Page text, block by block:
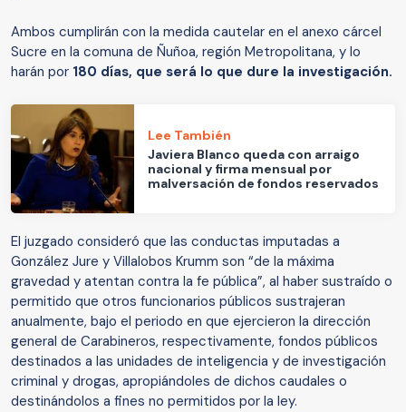
Ambos cumplirán con la medida cautelar en el anexo cárcel
Sucre en la comuna de Ñuñoa, región Metropolitana, y lo
harán por 180 días, que será lo que dure la investigación.
Lee También
Javiera Blanco queda con arraigo
nacional y firma mensual por
malversación de fondos reservados
El juzgado consideró que las conductas imputadas a
González Jure y Villalobos Krumm son “de la máxima
gravedad y atentan contra la fe pública”, al haber sustraído o
permitido que otros funcionarios públicos sustrajeran
anualmente, bajo el periodo en que ejercieron la dirección
general de Carabineros, respectivamente, fondos públicos
destinados a las unidades de inteligencia y de investigación
criminal y drogas, apropiándoles de dichos caudales o
destinándolos a fines no permitidos por la ley.